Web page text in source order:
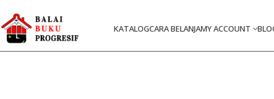
KATALOGCARA BELANJAMY ACCOUNT